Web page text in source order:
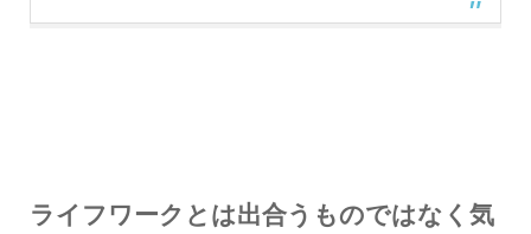
ライフワークとは出合うものではなく気